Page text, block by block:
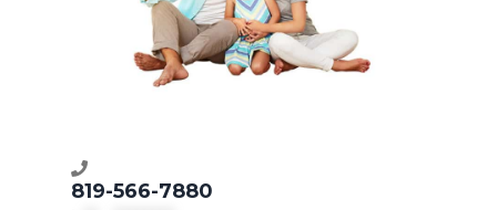
819-566-7880